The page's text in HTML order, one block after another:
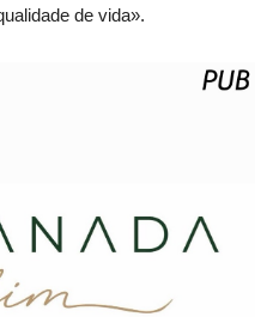
de vida».